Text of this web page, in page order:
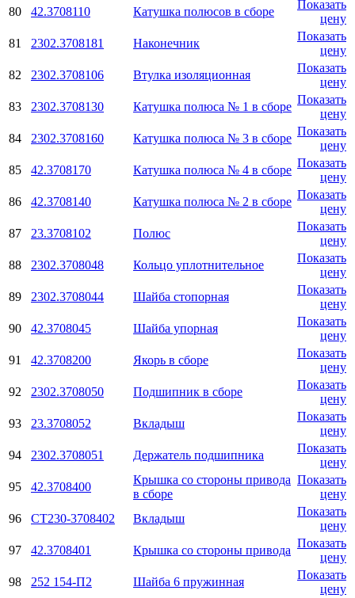
80
42.3708110 Катушка полюсов в сборе
Показать
цену
81
2302.3708181 Наконечник
Показать
цену
82
2302.3708106 Втулка изоляционная
Показать
цену
83
2302.3708130 Катушка полюса № 1 в сборе
Показать
цену
84
2302.3708160 Катушка полюса № 3 в сборе
Показать
цену
85
42.3708170 Катушка полюса № 4 в сборе
Показать
цену
86
42.3708140 Катушка полюса № 2 в сборе
Показать
цену
87
23.3708102 Полюс
Показать
цену
88
2302.3708048 Кольцо уплотнительное
Показать
цену
89
2302.3708044 Шайба стопорная
Показать
цену
90
42.3708045 Шайба упорная
Показать
цену
91
42.3708200 Якорь в сборе
Показать
цену
92
2302.3708050 Подшипник в сборе
Показать
цену
93
23.3708052 Вкладыш
Показать
цену
94
2302.3708051 Держатель подшипника
Показать
цену
95
42.3708400
Крышка со стороны привода
в сборе
Показать
цену
96
СТ230-3708402 Вкладыш
Показать
цену
97
42.3708401 Крышка со стороны привода
Показать
цену
98
252 154-П2 Шайба 6 пружинная
Показать
цену